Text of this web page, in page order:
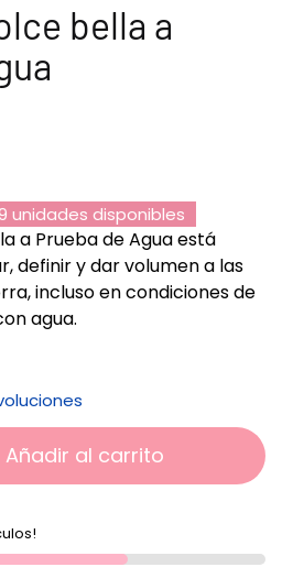
bella a
unidades disponibles
a Prueba de Agua está
definir y dar volumen a las
incluso en condiciones de
agua.
Añadir al carrito